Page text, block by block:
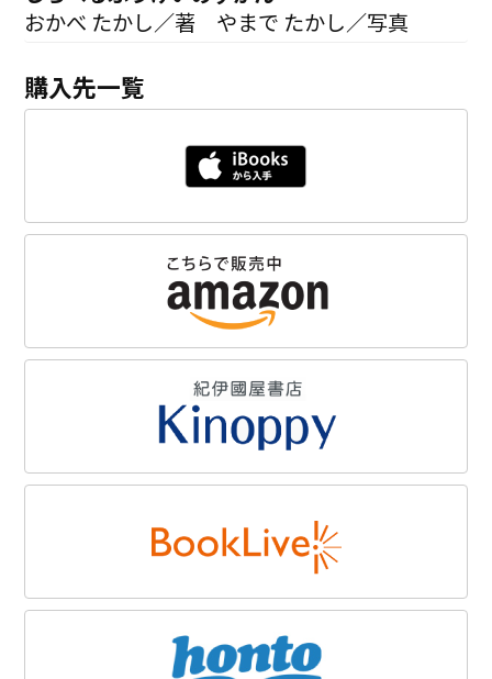
おかべ たかし／著 やまで たかし／写真
購入先一覧